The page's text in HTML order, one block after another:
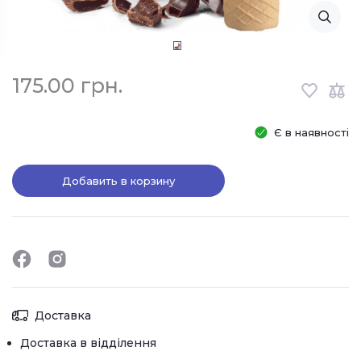
175.00 грн.
Є в наявності
Добавить в корзину
Доставка
Доставка в відділення